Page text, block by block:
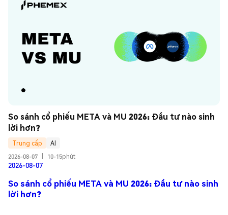
So sánh cổ phiếu META và MU 2026: Đầu tư nào sinh
lời hơn?
Trung cấp
AI
2026-08-07
10-15phút
2026-08-07
So sánh cổ phiếu META và MU 2026: Đầu tư nào sinh
lời hơn?